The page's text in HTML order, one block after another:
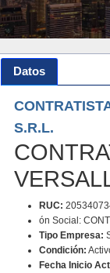
Datos
S.R.L.
RUC:
ón Social:
Tipo Empresa:
Condición:
Fecha Inicio